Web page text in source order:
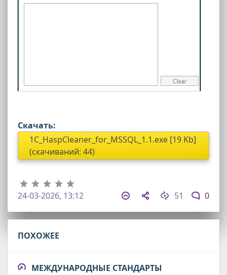
Скачать:
1C_HaspCleaner_for_MSSQL_1.1.exe [19 Kb]
(cкачиваний: 44)
51 0
24-03-2026, 13:12
ПОХОЖЕЕ
МЕЖДУНАРОДНЫЕ СТАНДАРТЫ